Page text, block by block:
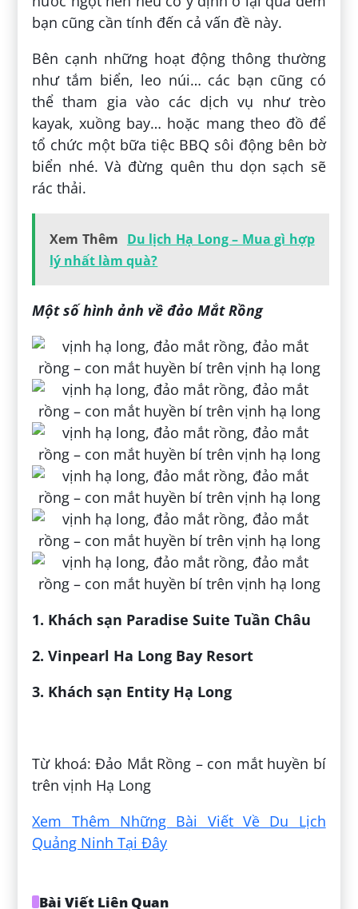
bạn cũng cần tính đến cả vấn đề này.
Bên cạnh những hoạt động thông thường
như tắm biển, leo núi… các bạn cũng có
thể tham gia vào các dịch vụ như trèo
kayak, xuồng bay… hoặc mang theo đồ để
tổ chức một bữa tiệc BBQ sôi động bên bờ
biển nhé. Và đừng quên thu dọn sạch sẽ
rác thải.
Xem Thêm Du lịch Hạ Long – Mua gì hợp
lý nhất làm quà?
Một số hình ảnh về đảo Mắt Rồng
1. Khách sạn Paradise Suite Tuần Châu
2. Vinpearl Ha Long Bay Resort
3. Khách sạn Entity Hạ Long
Từ khoá: Đảo Mắt Rồng – con mắt huyền bí
trên vịnh Hạ Long
Xem Thêm Những Bài Viết Về Du Lịch
Quảng Ninh Tại Đây
Bài Viết Liên Quan